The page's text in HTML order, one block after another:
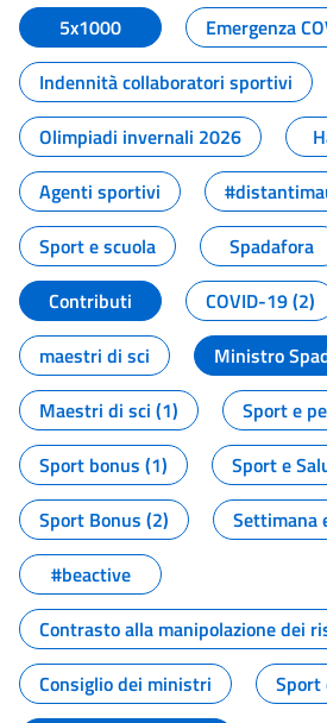
5x1000
Emergenza
Indennità collaboratori sportivi
Olimpiadi invernali 2026
Agenti sportivi
Sport e scuola
Spadafora
Contributi
COVID-19 (2)
maestri di sci
Ministro
Maestri di sci (1)
Sport e
Sport bonus (1)
Sport e
Sport Bonus (2)
Settimana
#beactive
Contrasto alla manipolazione dei
Consiglio dei ministri
Sport